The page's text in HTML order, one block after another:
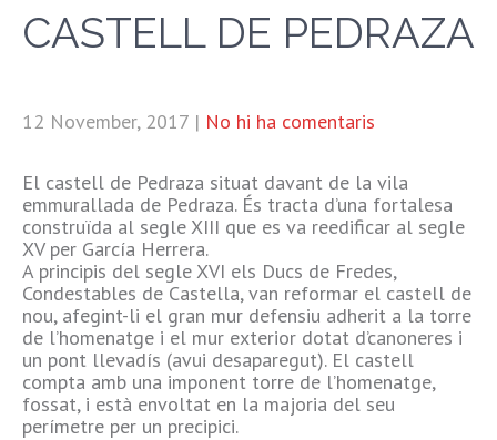
CASTELL DE PEDRAZA
12 November, 2017 | No hi ha comentaris
El castell de Pedraza situat davant de la vila
emmurallada de Pedraza. És tracta d’una fortalesa
construïda al segle XIII que es va reedificar al segle
XV per García Herrera.
A principis del segle XVI els Ducs de Fredes,
Condestables de Castella, van reformar el castell de
nou, afegint-li el gran mur defensiu adherit a la torre
de l’homenatge i el mur exterior dotat d’canoneres i
un pont llevadís (avui desaparegut). El castell
compta amb una imponent torre de l’homenatge,
fossat, i està envoltat en la majoria del seu
perímetre per un precipici.